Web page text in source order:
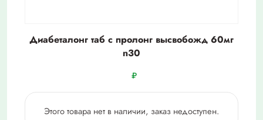
Диабеталонг таб с пролонг высвобожд 60мг
n30
₽
Этого товара нет в наличии, заказ недоступен.